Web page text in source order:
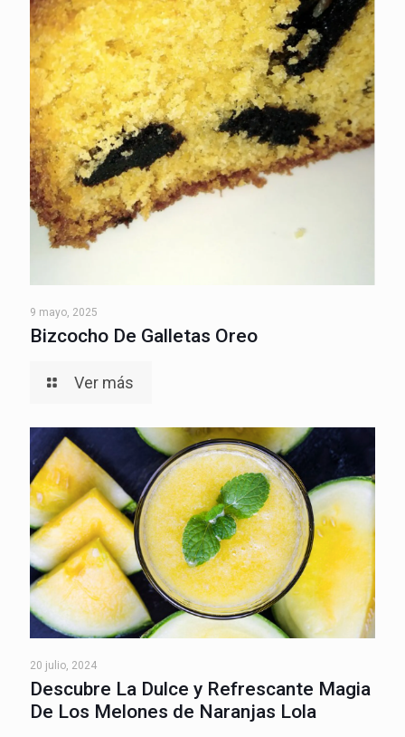
9 mayo, 2025
Bizcocho De Galletas Oreo
Ver más
20 julio, 2024
Descubre La Dulce y Refrescante Magia
De Los Melones de Naranjas Lola